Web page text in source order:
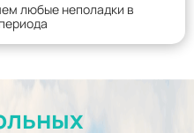
любые неполадки в